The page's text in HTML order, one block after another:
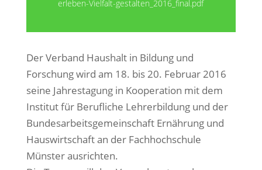
erleben-Vielfalt-gestalten_2016_final.pdf
Der Verband Haushalt in Bildung und
Forschung wird am 18. bis 20. Februar 2016
seine Jahrestagung in Kooperation mit dem
Institut für Berufliche Lehrerbildung und der
Bundesarbeitsgemeinschaft Ernährung und
Hauswirtschaft an der Fachhochschule
Münster ausrichten.